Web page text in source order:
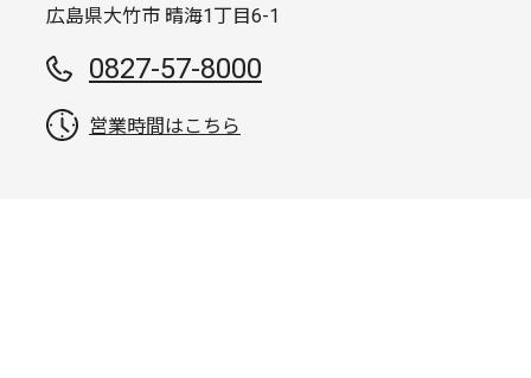
広島県大竹市 晴海1丁目6-1
0827-57-8000
営業時間はこちら